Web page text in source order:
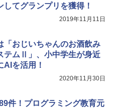
してグランプリを獲得！
2019年11月11日
「おじいちゃんのお酒飲み
テムⅡ」、小中学生が身近
AIを活用！
2020年11月30日
件！プログラミング教育元